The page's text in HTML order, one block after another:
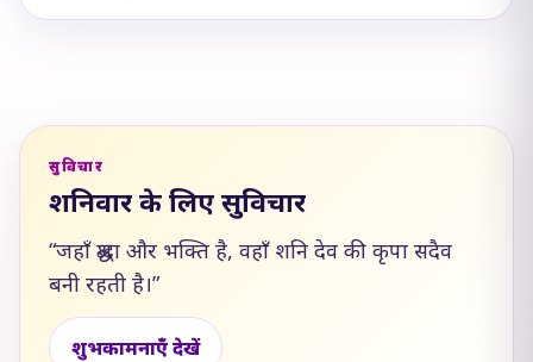
सुविचार
शनिवार के लिए सुविचार
“जहाँ श्रद्धा और भक्ति है, वहाँ शनि देव की कृपा सदैव
बनी रहती है।”
शुभकामनाएँ देखें